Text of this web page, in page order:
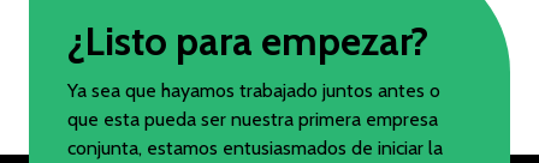
¿Listo para empezar?
Ya sea que hayamos trabajado juntos antes o
que esta pueda ser nuestra primera empresa
conjunta, estamos entusiasmados de iniciar la